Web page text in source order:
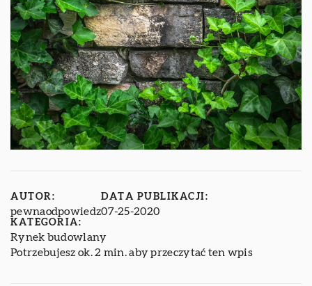
AUTOR:
pewnaodpowiedz
DATA PUBLIKACJI:
07-25-2020
KATEGORIA:
Rynek budowlany
Potrzebujesz ok. 2 min. aby przeczytać ten wpis